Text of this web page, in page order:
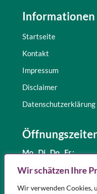
Wir schätzen Ihre
Wir verwenden Cookies,
Informationen
Startseite
Kontakt
Impressum
Disclaimer
Datenschutzerklärung
Mo., Di.,Do., Fr.:
und 15.00 – 18.00 Uhr
Mittwoch:8.30 –